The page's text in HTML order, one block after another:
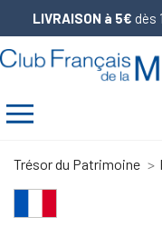
LIVRAISON à 5€ dès
Trésor du Patrimoine